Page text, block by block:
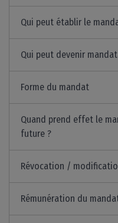
Qui peut établir le
Qui peut devenir
Forme du mandat
Quand prend effet le
future ?
Révocation /
Rémunération du